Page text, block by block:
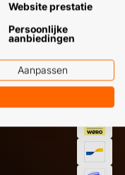
WhatsApp
+31 (0) 6 11
BETAAL
EN SNEL
Website prestatie
Persoonlijke
aanbiedingen
Aanpassen